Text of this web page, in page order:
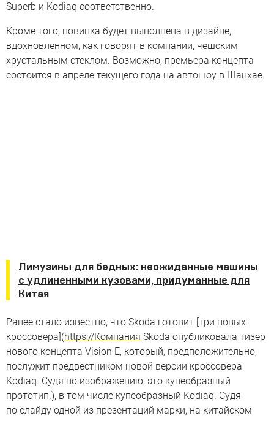
Superb и Kodiaq соответственно.
Кроме того, новинка будет выполнена в дизайне,
вдохновленном, как говорят в компании, чешским
хрустальным стеклом. Возможно, премьера концепта
состоится в апреле текущего года на автошоу в Шанхае.
Лимузины для бедных: неожиданные машины
с удлиненными кузовами, придуманные для
Китая
Ранее стало известно, что Skoda готовит [три новых
кроссовера](https://Компания Skoda опубликовала тизер
нового концепта Vision E, который, предположительно,
послужит предвестником новой версии кроссовера
Kodiaq. Судя по изображению, это купеобразный
прототип.), в том числе купеобразный Kodiaq. Судя
по слайду одной из презентаций марки, на китайском